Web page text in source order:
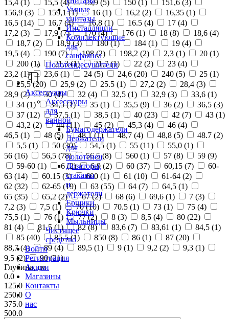
Умные
унитазы
Инсталляции
Комплектующие
для
санфаянса
Полотенцесушители
Аксессуары
Аксессуары
для
ванной
Бумагодержатели
Держатели
для
полотенец
Дозаторы,
стаканы
и
держатели
Ершики
Крючки
Мыльницы
Чистящее
средство
Войти
Регистрация
Акции
Магазины
Контакты
О
нас
15,4 (1 ) 15,5 (4) 15,9 (5) 150 (1 ) 151,6 (3)
156,9 (3) 159,1 (1) 16 (1) 16,2 (2) 16,35 (1)
16,5 (14) 16,7 (4) 16,8 (1) 16.5 (4) 17 (4)
17,2 (3) 17,9 (7) 170 (4) 176 (1) 18 (8) 18,6 (4)
18,7 (2) 18,9 (3) 180 (1) 184 (1) 19 (4)
19,5 (4) 190 (7) 198 (2) 198,2 (2) 2,3 (1) 20 (1)
200 (1) 21,3 (1) 21,7 (1) 22 (2) 23 (4)
23,2 (1) 23,6 (1) 24 (5) 24,6 (20) 240 (5) 25 (1)
25,5 (20) 25,9 (2) 25.5 (1) 27,2 (2) 28,4 (3)
28,9 (2) 30 (4) 32 (4) 32,5 (1) 32,9 (3) 33,6 (1)
34 (1) 34,5 (1) 35 (1) 35,5 (9) 36 (2) 36,5 (3)
37 (12) 37,5 (1) 38,5 (1) 40 (23) 42 (7) 43 (1)
43,2 (2) 44 (11) 45 (2) 45,3 (4) 46 (4)
46,5 (1) 48 (5) 48,1 (1) 48,7 (4) 48,8 (5) 48.7 (2)
5,5 (1) 50 (30) 54,5 (1) 55 (11) 55,0 (1)
56 (16) 56,5 (78) 56.5 (8) 560 (1) 57 (8) 59 (9)
59-60 (1) 6 (2) 6,9 (2) 60 (37) 60,15 (7)
60-
63 (14) 60.15 (3) 600 (1) 61 (10) 61-64 (2)
62 (32) 62-65 (19) 63 (55) 64 (7) 64,5 (1)
65 (35) 65,2 (2) 67 (2) 68 (6) 69,6 (1) 7 (3)
7,2 (3) 7,5 (1) 70 (10) 70.5 (1) 73 (1) 75 (4)
75,5 (1) 76 (1) 77 (2) 8 (3) 8,5 (4) 80 (22)
81 (4) 81,5 (1) 82 (8) 83,6 (7) 83,61 (1) 84,5 (1)
85 (40) 85,5 (1) 850 (8) 86 (1) 87 (20)
88,7 (4) 89 (4) 89,5 (1) 9 (1) 9,2 (2) 9,3 (1)
9,5 (2) 90 (21)
Глубина, см
0.0
125.0
250.0
375.0
500.0